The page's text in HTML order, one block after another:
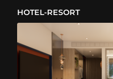
HOTEL-RESORT